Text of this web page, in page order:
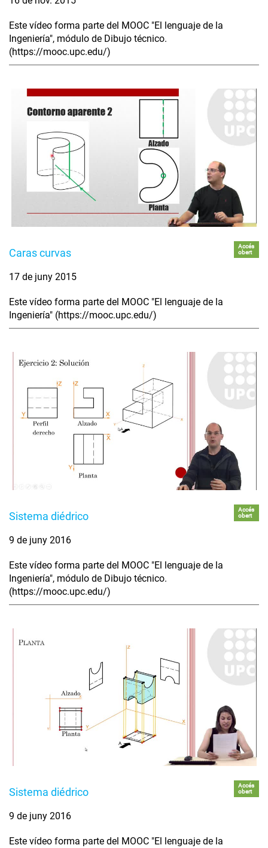
Este vídeo forma parte del MOOC "El lenguaje de la
Ingeniería", módulo de Dibujo técnico.
(https://mooc.upc.edu/)
Caras curvas
Accés
obert
17 de juny 2015
Este vídeo forma parte del MOOC "El lenguaje de la
Ingeniería" (https://mooc.upc.edu/)
Sistema diédrico
Accés
obert
9 de juny 2016
Este vídeo forma parte del MOOC "El lenguaje de la
Ingeniería", módulo de Dibujo técnico.
(https://mooc.upc.edu/)
Sistema diédrico
Accés
obert
9 de juny 2016
Este vídeo forma parte del MOOC "El lenguaje de la